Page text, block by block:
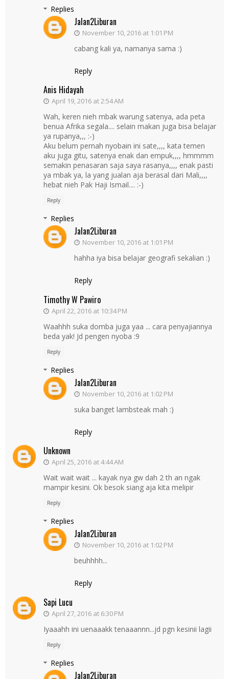
Replies
Jalan2Liburan
November 10, 2016 at 1:01 PM
cabang kali ya, namanya sama :)
Reply
Anis Hidayah
April 19, 2016 at 2:54 AM
Wah, keren nieh mbak warung satenya, ada peta
benua Afrika segala.... selain makan juga bisa belajar
ya rupanya,,, :-)
Aku belum pernah nyobain ini sate,,,, kata temen
aku juga gitu, satenya enak dan empuk,,,, hmmmm
semakin penasaran saja saya rasanya,,,, enak pasti
ya mbak ya, la yang jualan aja berasal dari Mali,,,,
hebat nieh Pak Haji Ismail.... :-)
Reply
Replies
Jalan2Liburan
November 10, 2016 at 1:01 PM
hahha iya bisa belajar geografi sekalian :)
Reply
Timothy W Pawiro
April 22, 2016 at 10:34 PM
Waahhh suka domba juga yaa ... cara penyajiannya
beda yak! Jd pengen nyoba :9
Reply
Replies
Jalan2Liburan
November 10, 2016 at 1:02 PM
suka banget lambsteak mah :)
Reply
Unknown
April 25, 2016 at 4:44 AM
Wait wait wait ... kayak nya gw dah 2 th an ngak
mampir kesini. Ok besok siang aja kita melipir
Reply
Replies
Jalan2Liburan
November 10, 2016 at 1:02 PM
beuhhhh...
Reply
Sapi Lucu
April 27, 2016 at 6:30 PM
Iyaaahh ini uenaaakk tenaaannn...jd pgn kesinii lagii
Reply
Replies
Jalan2Liburan